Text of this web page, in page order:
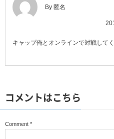
By 匿名
キャップ俺とオンラインで対戦して
コメントはこちら
Comment *